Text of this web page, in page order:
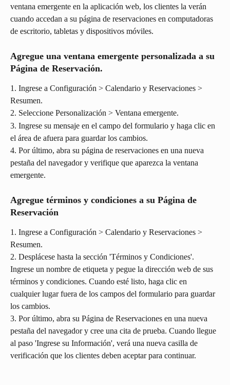
ventana emergente en la aplicación web, los clientes la verán
cuando accedan a su página de reservaciones en computadoras
de escritorio, tabletas y dispositivos móviles.
Agregue una ventana emergente personalizada a su
Página de Reservación.
1. Ingrese a Configuración > Calendario y Reservaciones >
Resumen.
2. Seleccione Personalización > Ventana emergente.
3. Ingrese su mensaje en el campo del formulario y haga clic en
el área de afuera para guardar los cambios.
4. Por último, abra su página de reservaciones en una nueva
pestaña del navegador y verifique que aparezca la ventana
emergente.
Agregue términos y condiciones a su Página de
Reservación
1. Ingrese a Configuración > Calendario y Reservaciones >
Resumen.
2. Desplácese hasta la sección 'Términos y Condiciones'.
Ingrese un nombre de etiqueta y pegue la dirección web de sus
términos y condiciones. Cuando esté listo, haga clic en
cualquier lugar fuera de los campos del formulario para guardar
los cambios.
3. Por último, abra su Página de Reservaciones en una nueva
pestaña del navegador y cree una cita de prueba. Cuando llegue
al paso 'Ingrese su Información', verá una nueva casilla de
verificación que los clientes deben aceptar para continuar.